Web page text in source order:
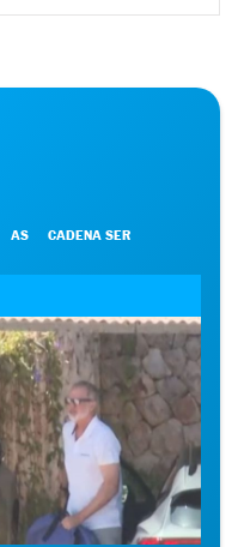
AS CADENA SER